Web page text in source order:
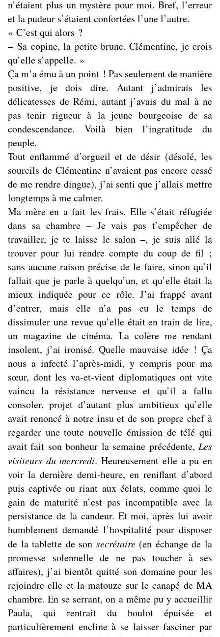
n’étaient plus un mystère pour moi. Bref, l’erreur
et la pudeur s’étaient confortées l’une l’autre.
« C’est qui alors ?
– Sa copine, la petite brune. Clémentine, je crois
qu’elle s’appelle. »
Ça m’a ému à un point ! Pas seulement de manière
positive, je dois dire. Autant j’admirais les
délicatesses de Rémi, autant j’avais du mal à ne
pas tenir rigueur à la jeune bourgeoise de sa
condescendance. Voilà bien l’ingratitude du
peuple.
Tout enflammé d’orgueil et de désir (désolé, les
sourcils de Clémentine n’avaient pas encore cessé
de me rendre dingue), j’ai senti que j’allais mettre
longtemps à me calmer.
Ma mère en a fait les frais. Elle s’était réfugiée
dans sa chambre – Je vais pas t’empêcher de
travailler, je te laisse le salon –, je suis allé la
trouver pour lui rendre compte du coup de fil ;
sans aucune raison précise de le faire, sinon qu’il
fallait que je parle à quelqu’un, et qu’elle était la
mieux indiquée pour ce rôle. J’ai frappé avant
d’entrer, mais elle n’a pas eu le temps de
dissimuler une revue qu’elle était en train de lire,
un magazine de cinéma. La colère me rendant
insolent, j’ai ironisé. Quelle mauvaise idée ! Ça
nous a infecté l’après-midi, y compris pour ma
sœur, dont les va-et-vient diplomatiques ont vite
vaincu la résistance nerveuse et qu’il a fallu
consoler, projet d’autant plus ambitieux qu’elle
avait renoncé à notre insu et de son propre chef à
regarder une toute nouvelle émission de télé qui
avait fait son bonheur la semaine précédente, Les
visiteurs du mercredi. Heureusement elle a pu en
voir la dernière demi-heure, en reniflant d’abord
puis captivée ou riant aux éclats, comme quoi le
gain de maturité n’est pas incompatible avec la
persistance de la candeur. Et moi, après lui avoir
humblement demandé l’hospitalité pour disposer
de la tablette de son secrétaire(en échange de la
promesse solennelle de ne pas toucher à ses
affaires), j’ai bientôt quitté son domaine pour les
rejoindre elle et la matouze sur le canapé de MA
chambre. En se serrant, on a même pu y accueillir
Paula, qui rentrait du boulot épuisée et
particulièrement encline à se laisser fasciner par